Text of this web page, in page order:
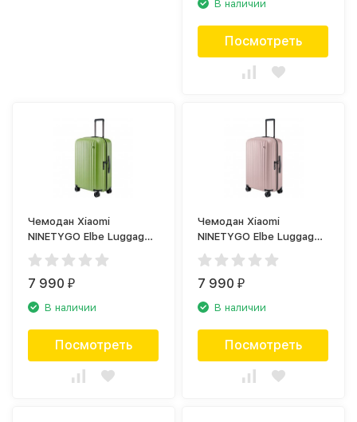
В наличии
Посмотреть
Чемодан Xiaomi
NINETYGO Elbe Luggage
20, зелёный
7 990₽
В наличии
Посмотреть
Чемодан Xiaomi
NINETYGO Elbe Luggage
20, розовый
7 990₽
В наличии
Посмотреть